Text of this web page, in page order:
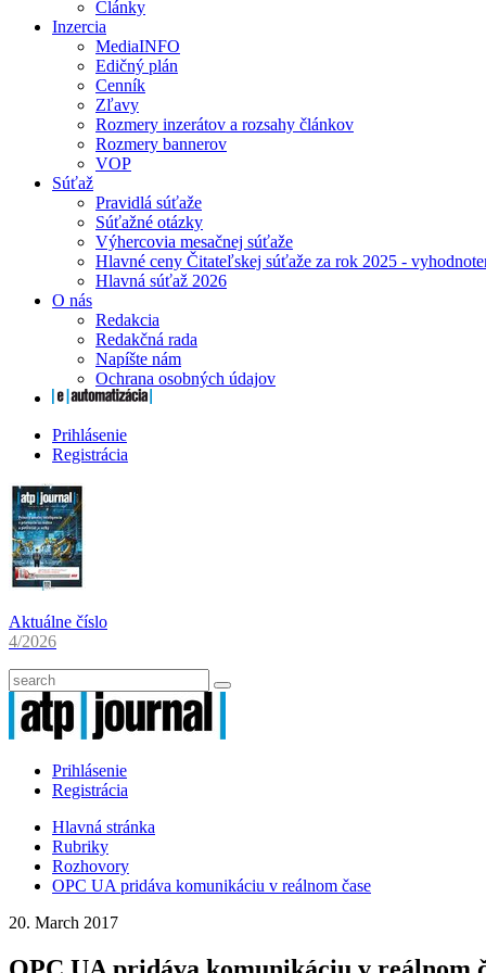
Články
Inzercia
MediaINFO
Edičný plán
Cenník
Zľavy
Rozmery inzerátov a rozsahy článkov
Rozmery bannerov
VOP
Súťaž
Pravidlá súťaže
Súťažné otázky
Výhercovia mesačnej súťaže
Hlavné ceny Čitateľskej súťaže za rok 2025 -
Hlavná súťaž 2026
O nás
Redakcia
Redakčná rada
Napíšte nám
Ochrana osobných údajov
Prihlásenie
Registrácia
Aktuálne číslo
4/2026
Prihlásenie
Registrácia
Hlavná stránka
Rubriky
Rozhovory
OPC UA pridáva komunikáciu v reálnom čase
20. March 2017